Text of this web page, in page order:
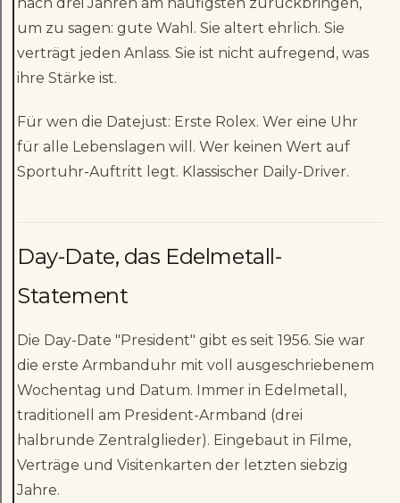
um zu sagen: gute Wahl. Sie altert ehrlich. Sie
verträgt jeden Anlass. Sie ist nicht aufregend, was
ihre Stärke ist.
Für wen die Datejust: Erste Rolex. Wer eine Uhr
für alle Lebenslagen will. Wer keinen Wert auf
Sportuhr-Auftritt legt. Klassischer Daily-Driver.
Day-Date, das Edelmetall-
Statement
Die Day-Date "President" gibt es seit 1956. Sie war
die erste Armbanduhr mit voll ausgeschriebenem
Wochentag und Datum. Immer in Edelmetall,
traditionell am President-Armband (drei
halbrunde Zentralglieder). Eingebaut in Filme,
Verträge und Visitenkarten der letzten siebzig
Jahre.